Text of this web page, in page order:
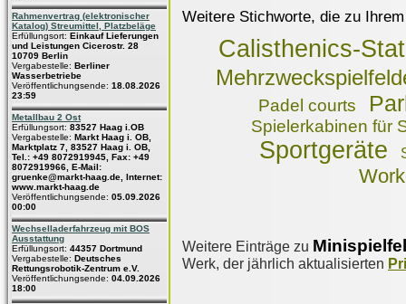
Rahmenvertrag (elektronischer
Katalog) Streumittel, Platzbeläge
Erfüllungsort: Einkauf Lieferungen
und Leistungen Cicerostr. 28
10709 Berlin
Vergabestelle: Berliner
Wasserbetriebe
Veröffentlichungsende: 18.08.2026
23:59
Metallbau 2 Ost
Erfüllungsort: 83527 Haag i.OB
Vergabestelle: Markt Haag i. OB,
Marktplatz 7, 83527 Haag i. OB,
Tel.: +49 8072919945, Fax: +49
8072919966, E-Mail:
gruenke@markt-haag.de, Internet:
www.markt-haag.de
Veröffentlichungsende: 05.09.2026
00:00
Wechselladerfahrzeug mit BOS
Ausstattung
Erfüllungsort: 44357 Dortmund
Vergabestelle: Deutsches
Rettungsrobotik-Zentrum e.V.
Veröffentlichungsende: 04.09.2026
18:00
Weitere Stichworte, die zu
Calisthenics-
Padel courts
Spielerkabinen für
Sportgeräte
Weitere Einträge zu
Werk, der jährlich aktualisierten